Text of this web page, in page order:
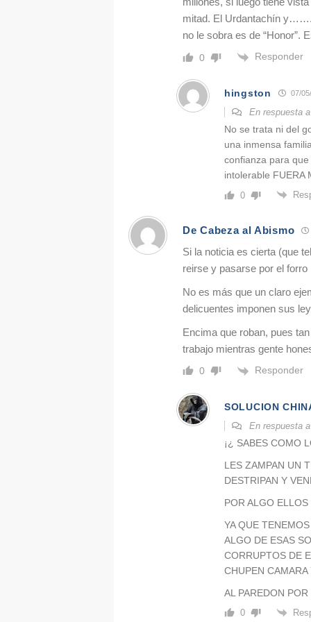
mitad. El Urdantachín y…….
no le sobra es de “Honor”.
0 Responder
hingston 07/
En respuesta
No se trata ni del
una inmensa
confianza para
intolerable FUERA
0
De Cabeza al Abismo
Si la noticia es cierta (que
reirse y pasarse por el
No es más que un claro
delicuentes imponen sus
Encima que roban, pues
trabajo mientras gente
0 Responder
SOLUCION
En respuesta
¡¿ SABES COMO
LES ZAMPAN UN
DESTRIPAN Y
POR ALGO
YA QUE
ALGO DE ESAS
CORRUPTOS DE
CHUPEN
AL PAREDON
0